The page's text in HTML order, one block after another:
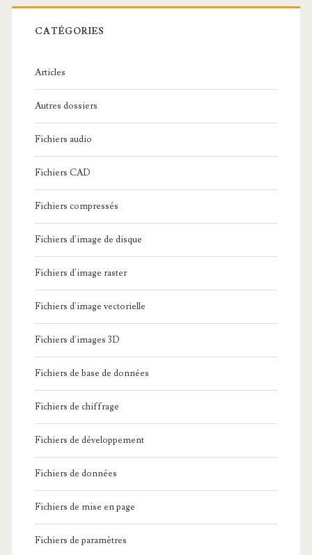
r
c
:
CATÉGORIES
Articles
Autres dossiers
Fichiers audio
Fichiers CAD
Fichiers compressés
Fichiers d'image de disque
Fichiers d'image raster
Fichiers d'image vectorielle
Fichiers d'images 3D
Fichiers de base de données
Fichiers de chiffrage
Fichiers de développement
Fichiers de données
Fichiers de mise en page
Fichiers de paramètres